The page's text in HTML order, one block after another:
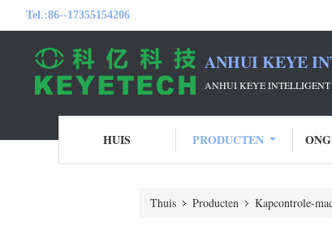
Tel.:86--17355154206
ANHUI KEYE
ANHUI KEYE INTELLIGENT
HUIS PRODUCTEN
Thuis Producten Kapcontrole-